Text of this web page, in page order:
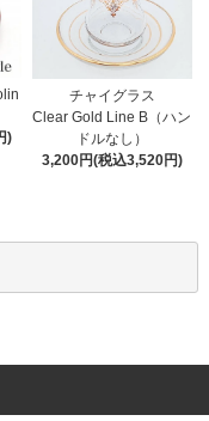
)
チャイグラス
Clear Gold Line B（ハン
ドルなし）
3,200円(税込3,520円)